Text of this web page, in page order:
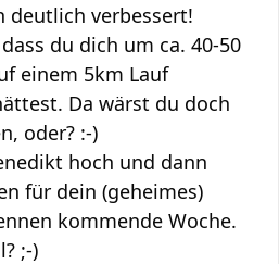
deutlich verbessert!
du dich um ca. 40-50
einem 5km Lauf
Da wärst du doch
oder? :-)
hoch und dann
für dein (geheimes)
kommende Woche.
;-)